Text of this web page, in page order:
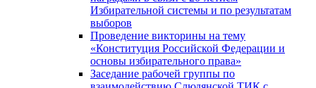
Избирательной системы и по результатам
выборов
Проведение викторины на тему
«Конституция Российской Федерации и
основы избирательного права»
Заседание рабочей группы по